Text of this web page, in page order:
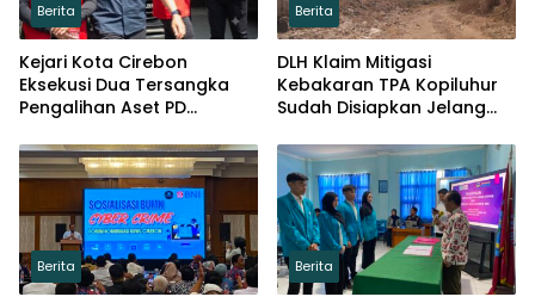
Berita
Kejari Kota Cirebon
Eksekusi Dua Tersangka
Pengalihan Aset PD
Berita
DLH Klaim Mitigasi
Kebakaran TPA Kopiluhur
Sudah Disiapkan Jelang
Berita Berita